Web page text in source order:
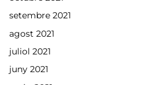
setembre 2021
agost 2021
juliol 2021
juny 2021